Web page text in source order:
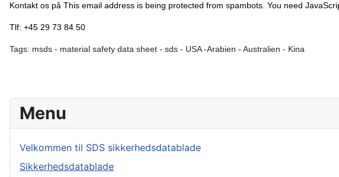
Menu
Velkommen til SDS sikkerhedsdatablade
Sikkerhedsdatablade
Kontakt os på This email address is being protected from spambots. You need
Tlf: +45 29 73 84 50
Tags: msds - material safety data sheet - sds - USA -Arabien - Australien - Kina